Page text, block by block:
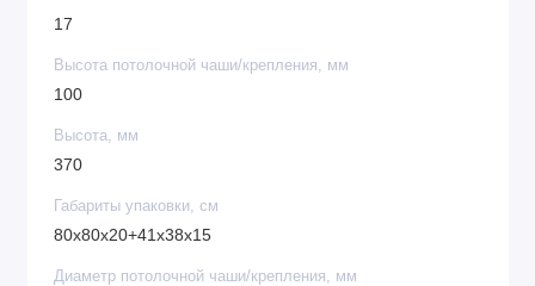
17
Высота потолочной чаши/крепления, мм
100
Высота, мм
370
Габариты упаковки, см
80х80х20+41х38х15
Диаметр потолочной чаши/крепления, мм